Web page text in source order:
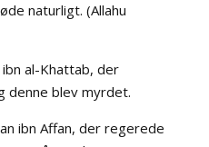
naturligt. (Allahu
al-Khattab, der
denne blev myrdet.
ibn Affan, der regerede